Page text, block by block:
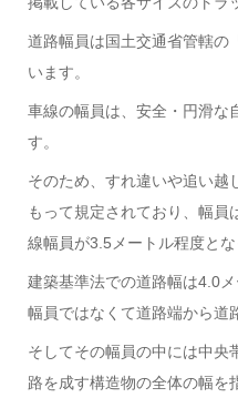
道路幅員は国土交通省管轄の
います。
車線の幅員は、安全・円滑な
す。
そのため、すれ違いや追い越
もって規定されており、幅員
線幅員が3.5メートル程度とな
建築基準法での道路幅は4.0
幅員ではなくて道路端から道
そしてその幅員の中には中央
路を成す構造物の全体の幅を